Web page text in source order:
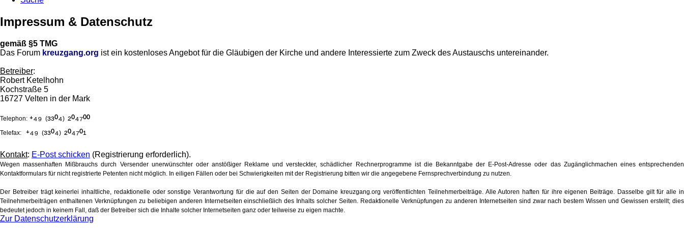
Impressum & Datenschutz
gemäß §5 TMG
Das Forum kreuzgang.org ist ein kostenloses Angebot für die Gläubigen der Kirche und andere Interessierte zum Zweck des Austauschs untereinander.
Betreiber:
Robert Ketelhohn
Kochstraße 5
16727 Velten in der Mark
Telephon: ⁺⁴⁹ (³³⁰⁴) ²⁰⁴⁷⁰⁰
Telefax: ⁺⁴⁹ (³³⁰⁴) ²⁰⁴⁷⁰¹
Kontakt: E-Post schicken (Registrierung erforderlich).
Wegen massenhaften Mißbrauchs durch Versender unerwünschter oder anstößiger Reklame und versteckter, schädlicher Rechnerprogramme ist die Bekanntgabe der E-Post-Adresse oder das Zugänglichmachen eines entsprechenden
Kontaktformulars für nicht registrierte Petenten nicht möglich. In eiligen Fällen oder bei Schwierigkeiten mit der Registrierung bitten wir die angegebene Fernsprechverbindung zu nutzen.
Der Betreiber trägt keinerlei inhaltliche, redaktionelle oder sonstige Verantwortung für die auf den Seiten der Domaine kreuzgang.org veröffentlichten Teilnehmerbeiträge. Alle Autoren haften für ihre eigenen Beiträge. Dasselbe gilt für alle in
Teilnehmerbeiträgen enthaltenen Verknüpfungen zu beliebigen anderen Internetseiten einschließlich des Inhalts solcher Seiten. Redaktionelle Verknüpfungen zu anderen Internetseiten sind zwar nach bestem Wissen und Gewissen erstellt; dies
bedeutet jedoch in keinem Fall, daß der Betreiber sich die Inhalte solcher Internetseiten ganz oder teilweise zu eigen machte.
Zur Datenschutzerklärung